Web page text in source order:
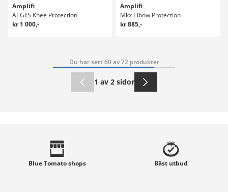
Amplifi
AEGI:S Knee Protection
kr 1 000,-
Amplifi
Mkx Elbow Protection
kr 885,-
Du har sett 60 av 72 produkter
1 av 2 sidor
Blue Tomatoshops Bäst utbud